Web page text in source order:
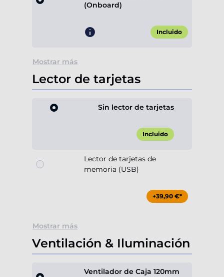
(Onboard)
Incluido
Mostrar más
Lector de tarjetas
Sin lector de tarjetas
Incluido
Lector de tarjetas de
memoria (USB)
+39,90 €*
Mostrar más
Ventilación & Iluminación
Ventilador de Caja 120mm